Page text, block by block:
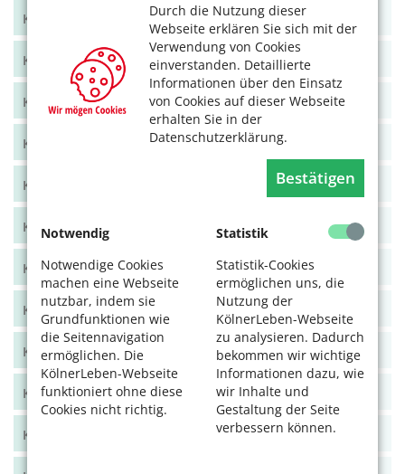
Durch die Nutzung dieser
Webseite erklären Sie sich mit der
Verwendung von Cookies
einverstanden. Detaillierte
Informationen über den Einsatz
von Cookies auf dieser Webseite
erhalten Sie in der
Datenschutzerklärung.
Bestätigen
Notwendig
Notwendige Cookies
machen eine Webseite
nutzbar, indem sie
Grundfunktionen wie
die Seitennavigation
ermöglichen. Die
KölnerLeben-Webseite
funktioniert ohne diese
Cookies nicht richtig.
Statistik
Statistik-Cookies
ermöglichen uns, die
Nutzung der
KölnerLeben-Webseite
zu analysieren. Dadurch
bekommen wir wichtige
Informationen dazu, wie
wir Inhalte und
Gestaltung der Seite
verbessern können.
KölnerLeben Okt/Nov 2021
KölnerLeben Aug/Sept 2021
KölnerLeben Juni/Juli 2021
KölnerLeben April/Mai 2021
KölnerLeben Feb/März 2021
KölnerLeben Dez 20/Jan 21
KölnerLeben Okt/Nov 2020
KölnerLeben Aug/Sept 2020
KölnerLeben Juni/Juli 2020
KölnerLeben April/Mai 2020
KölnerLeben Feb/März 2020